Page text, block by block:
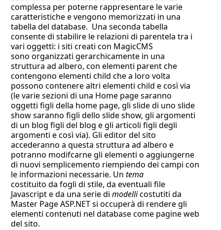
complessa per poterne rappresentare le varie
caratteristiche e vengono memorizzati in una
tabella del database. Una seconda tabella
consente di stabilire le relazioni di parentela tra i
vari oggetti: i siti creati con MagicCMS
sono organizzati gerarchicamente in una
struttura ad albero, con elementi parent che
contengono elementi child che a loro volta
possono contenere altri elementi child e così via
(le varie sezioni di una Home page saranno
oggetti figli della home page, gli slide di uno slide
show saranno figli dello slide show, gli argomenti
di un blog figli del blog e gli articoli figli degli
argomenti e così via). Gli editor del sito
accederanno a questa struttura ad albero e
potranno modifcarne gli elementi o aggiungerne
di nuovi semplicemento riempiendo dei campi con
le informazioni necessarie. Un tema
costituito da fogli di stile, da eventuali file
Javascript e da una serie di modellicostutiti da
Master Page ASP.NET si occuperà di rendere gli
elementi contenuti nel database come pagine web
del sito.